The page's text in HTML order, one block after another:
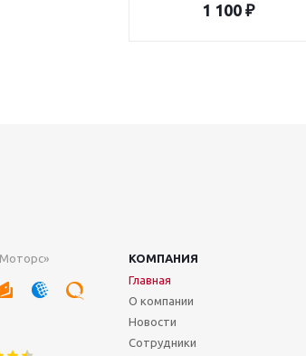
1 100 ₽
КОМПАНИЯ
Главная
О компании
Новости
Сотрудники